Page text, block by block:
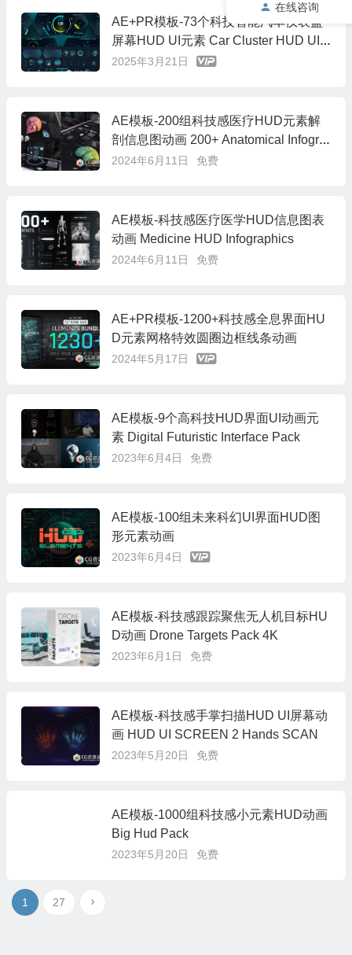
AE+PR模板-73个科技智能汽车仪表盘
屏幕HUD UI元素 Car Cluster HUD UI T
emplates
2025年3月21日
AE模板-200组科技感医疗HUD元素解
剖信息图动画 200+ Anatomical Infogra
phics
2024年6月11日 免费
AE模板-科技感医疗医学HUD信息图表
动画 Medicine HUD Infographics
2024年6月11日 免费
AE+PR模板-1200+科技感全息界面HU
D元素网格特效圆圈边框线条动画
2024年5月17日
AE模板-9个高科技HUD界面UI动画元
素 Digital Futuristic Interface Pack
2023年6月4日 免费
AE模板-100组未来科幻UI界面HUD图
形元素动画
2023年6月4日
AE模板-科技感跟踪聚焦无人机目标HU
D动画 Drone Targets Pack 4K
2023年6月1日 免费
AE模板-科技感手掌扫描HUD UI屏幕动
画 HUD UI SCREEN 2 Hands SCAN
2023年5月20日 免费
AE模板-1000组科技感小元素HUD动画
Big Hud Pack
2023年5月20日 免费
1 27
在线咨询